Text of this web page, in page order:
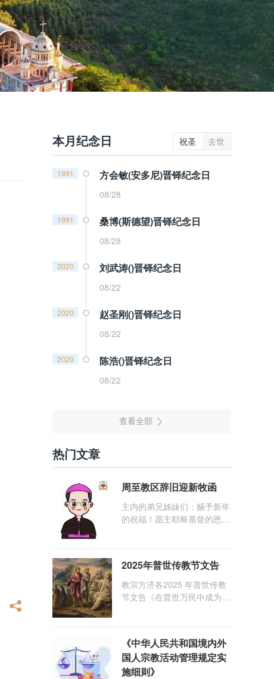
本月纪念日 祝圣 去世
1991 方会敏(安多尼)晋铎纪念日
08/28
1991 桑博(斯德望)晋铎纪念日
08/28
2020 刘武涛()晋铎纪念日
08/22
2020 赵圣刚()晋铎纪念日
08/22
2020 陈浩()晋铎纪念日
08/22
热门文章
周至教区辞旧迎新牧函
主内的弟兄姊妹们：赐予新年
的祝福！愿主耶稣基督的恩
们，愿临在的救主基督安慰你
们，并圣化你们的生活，作为
祝贺祂诞辰的珍贵礼品。
2025年普世传教节文告
教宗方济各2025 年普世传教
节文告《在普世万民中成为怀
《中华人民共和国境内外
国人宗教活动管理规定实
施细则》